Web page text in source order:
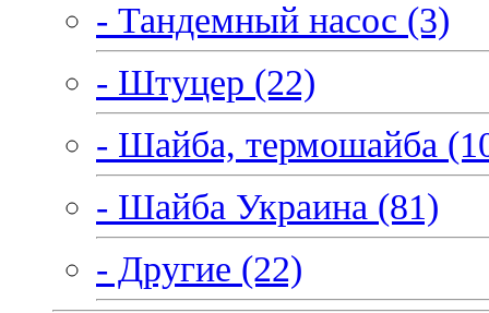
- Тандемный насос (3)
- Штуцер (22)
- Шайба, термошайба
- Шайба Украина (81)
- Другие (22)